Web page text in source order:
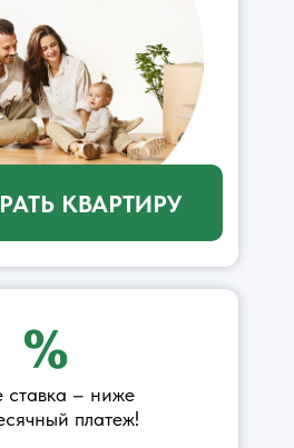
КВАРТИРУ
ставка – ниже
платеж!